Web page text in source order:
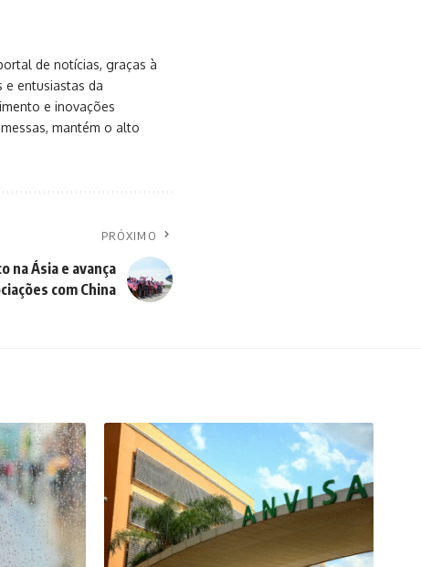
de notícias, graças à
e entusiastas da
e inovações
mantém o alto
PRÓXIMO
na Ásia e avança
com China